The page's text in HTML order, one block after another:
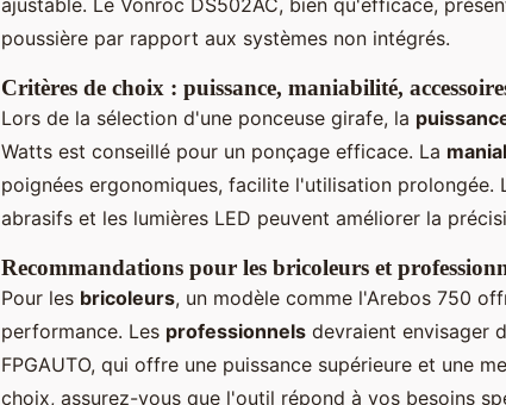
poussière par rapport aux systèmes non intégrés.
Critères de choix : puissance, maniabilité,
Lors de la sélection d'une ponceuse girafe, la
Watts est conseillé pour un ponçage efficace. La
poignées ergonomiques, facilite l'utilisation prolongée.
abrasifs et les lumières LED peuvent améliorer la
Recommandations pour les bricoleurs et
Pour les bricoleurs, un modèle comme l'Arebos 750
performance. Les professionnels devraient envisager
FPGAUTO, qui offre une puissance supérieure et une
choix, assurez-vous que l'outil répond à vos besoins